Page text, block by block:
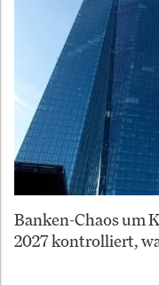
Banken-Chaos um
2027 kontrolliert,